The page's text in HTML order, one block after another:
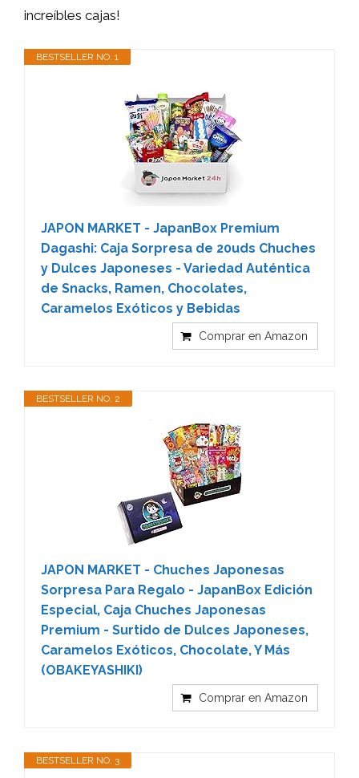
increíbles cajas!
BESTSELLER NO. 1
JAPON MARKET - JapanBox Premium
Dagashi: Caja Sorpresa de 20uds Chuches
y Dulces Japoneses - Variedad Auténtica
de Snacks, Ramen, Chocolates,
Caramelos Exóticos y Bebidas
Comprar en Amazon
BESTSELLER NO. 2
JAPON MARKET - Chuches Japonesas
Sorpresa Para Regalo - JapanBox Edición
Especial, Caja Chuches Japonesas
Premium - Surtido de Dulces Japoneses,
Caramelos Exóticos, Chocolate, Y Más
(OBAKEYASHIKI)
Comprar en Amazon
BESTSELLER NO. 3